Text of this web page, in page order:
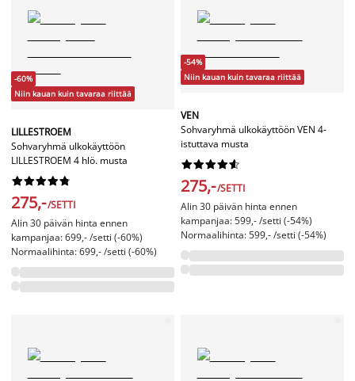
-60%
Niin kauan kuin tavaraa riittää
LILLESTROEM
Sohvaryhmä ulkokäyttöön
LILLESTROEM 4 hlö. musta






275,-/SETTI
Alin 30 päivän hinta ennen
kampanjaa: 699,- /setti (-60%)
Normaalihinta: 699,- /setti (-60%)
-54%
Niin kauan kuin tavaraa riittää
VEN
Sohvaryhmä ulkokäyttöön VEN 4-
istuttava musta






275,-/SETTI
Alin 30 päivän hinta ennen
kampanjaa: 599,- /setti (-54%)
Normaalihinta: 599,- /setti (-54%)